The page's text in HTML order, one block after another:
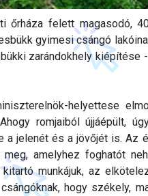
őrháza felett magasodó,
gyimesi csángó
zarándokhely kiépítése
helyettese
romjaiból újjáépült,
jelenét és a jövőjét is. Az
amelyhez foghatót
munkájuk, az
hogy székely,